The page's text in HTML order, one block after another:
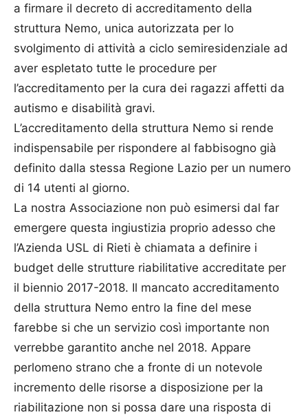
a firmare il decreto di accreditamento della
struttura Nemo, unica autorizzata per lo
svolgimento di attività a ciclo semiresidenziale ad
aver espletato tutte le procedure per
l’accreditamento per la cura dei ragazzi affetti da
autismo e disabilità gravi.
L’accreditamento della struttura Nemo si rende
indispensabile per rispondere al fabbisogno già
definito dalla stessa Regione Lazio per un numero
di 14 utenti al giorno.
La nostra Associazione non può esimersi dal far
emergere questa ingiustizia proprio adesso che
l’Azienda USL di Rieti è chiamata a definire i
budget delle strutture riabilitative accreditate per
il biennio 2017-2018. Il mancato accreditamento
della struttura Nemo entro la fine del mese
farebbe si che un servizio così importante non
verrebbe garantito anche nel 2018. Appare
perlomeno strano che a fronte di un notevole
incremento delle risorse a disposizione per la
riabilitazione non si possa dare una risposta di